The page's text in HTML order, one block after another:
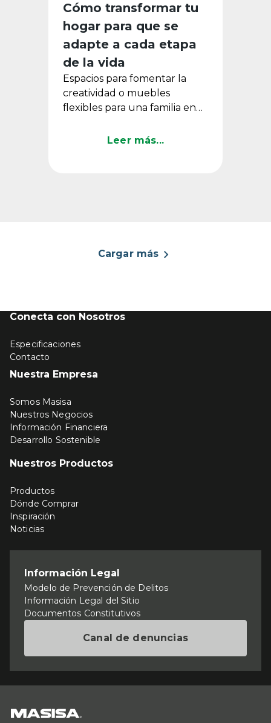
Cómo transformar tu
hogar para que se
adapte a cada etapa
de la vida
Espacios para fomentar la
creatividad o muebles
flexibles para una familia en
crear un hogar funcional que
Leer más...
Cargar más
Conecta con Nosotros
Especificaciones
Contacto
Nuestra Empresa
Somos Masisa
Nuestros Negocios
Información Financiera
Desarrollo Sostenible
Nuestros Productos
Productos
Dónde Comprar
Inspiración
Noticias
Información Legal
Modelo de Prevención de Delitos
Información Legal del Sitio
Documentos Constitutivos
Canal de denuncias